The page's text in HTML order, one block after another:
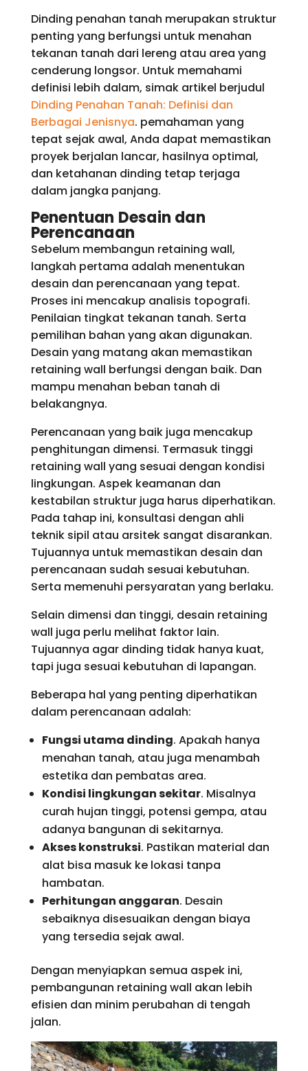
Dinding penahan tanah merupakan struktur
penting yang berfungsi untuk menahan
tekanan tanah dari lereng atau area yang
cenderung longsor. Untuk memahami
definisi lebih dalam, simak artikel berjudul
Dinding Penahan Tanah: Definisi dan
Berbagai Jenisnya. pemahaman yang
tepat sejak awal, Anda dapat memastikan
proyek berjalan lancar, hasilnya optimal,
dan ketahanan dinding tetap terjaga
dalam jangka panjang.
Penentuan Desain dan
Perencanaan
Sebelum membangun retaining wall,
langkah pertama adalah menentukan
desain dan perencanaan yang tepat.
Proses ini mencakup analisis topografi.
Penilaian tingkat tekanan tanah. Serta
pemilihan bahan yang akan digunakan.
Desain yang matang akan memastikan
retaining wall berfungsi dengan baik. Dan
mampu menahan beban tanah di
belakangnya.
Perencanaan yang baik juga mencakup
penghitungan dimensi. Termasuk tinggi
retaining wall yang sesuai dengan kondisi
lingkungan. Aspek keamanan dan
kestabilan struktur juga harus diperhatikan.
Pada tahap ini, konsultasi dengan ahli
teknik sipil atau arsitek sangat disarankan.
Tujuannya untuk memastikan desain dan
perencanaan sudah sesuai kebutuhan.
Serta memenuhi persyaratan yang berlaku.
Selain dimensi dan tinggi, desain retaining
wall juga perlu melihat faktor lain.
Tujuannya agar dinding tidak hanya kuat,
tapi juga sesuai kebutuhan di lapangan.
Beberapa hal yang penting diperhatikan
dalam perencanaan adalah:
Fungsi utama dinding. Apakah hanya
menahan tanah, atau juga menambah
estetika dan pembatas area.
Kondisi lingkungan sekitar. Misalnya
curah hujan tinggi, potensi gempa, atau
adanya bangunan di sekitarnya.
Akses konstruksi. Pastikan material dan
alat bisa masuk ke lokasi tanpa
hambatan.
Perhitungan anggaran. Desain
sebaiknya disesuaikan dengan biaya
yang tersedia sejak awal.
Dengan menyiapkan semua aspek ini,
pembangunan retaining wall akan lebih
efisien dan minim perubahan di tengah
jalan.